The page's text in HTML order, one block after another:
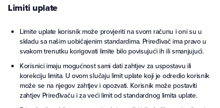
Limiti uplate
Limite uplate korisnik može provjeriti na svom računu i oni su u
skladu sa našim uobičajenim standardima. Priređivač ima pravo u
svakom trenutku korigovati limite bilo povisujući ih ili smanjujući.
Korisnici imaju mogućnost sami dati zahtjev za uspostavu ili
korekciju limita. U ovom slučaju limit uplate koji je odredio korisnik
može se na njegov zahtjev i opozvati. Korisnik može postaviti
zahtjev Priređivaču i za veći limit od standardnog limita uplate.